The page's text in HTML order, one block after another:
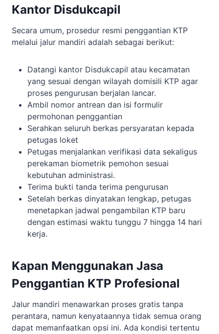
Kantor Disdukcapil
Secara umum, prosedur resmi penggantian KTP
melalui jalur mandiri adalah sebagai berikut:
Datangi kantor Disdukcapil atau kecamatan
yang sesuai dengan wilayah domisili KTP agar
proses pengurusan berjalan lancar.
Ambil nomor antrean dan isi formulir
permohonan penggantian
Serahkan seluruh berkas persyaratan kepada
petugas loket
Petugas menjalankan verifikasi data sekaligus
perekaman biometrik pemohon sesuai
kebutuhan administrasi.
Terima bukti tanda terima pengurusan
Setelah berkas dinyatakan lengkap, petugas
menetapkan jadwal pengambilan KTP baru
dengan estimasi waktu tunggu 7 hingga 14 hari
kerja.
Kapan Menggunakan Jasa
Penggantian KTP Profesional
Jalur mandiri menawarkan proses gratis tanpa
perantara, namun kenyataannya tidak semua orang
dapat memanfaatkan opsi ini. Ada kondisi tertentu